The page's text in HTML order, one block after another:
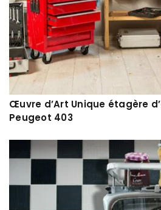
Œuvre d’Art Unique étagère
Peugeot 403